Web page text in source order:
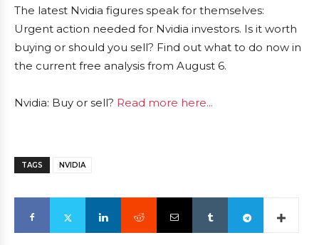
The latest Nvidia figures speak for themselves:
Urgent action needed for Nvidia investors. Is it worth
buying or should you sell? Find out what to do now in
the current free analysis from August 6.
Nvidia: Buy or sell? Read more here...
TAGS NVIDIA